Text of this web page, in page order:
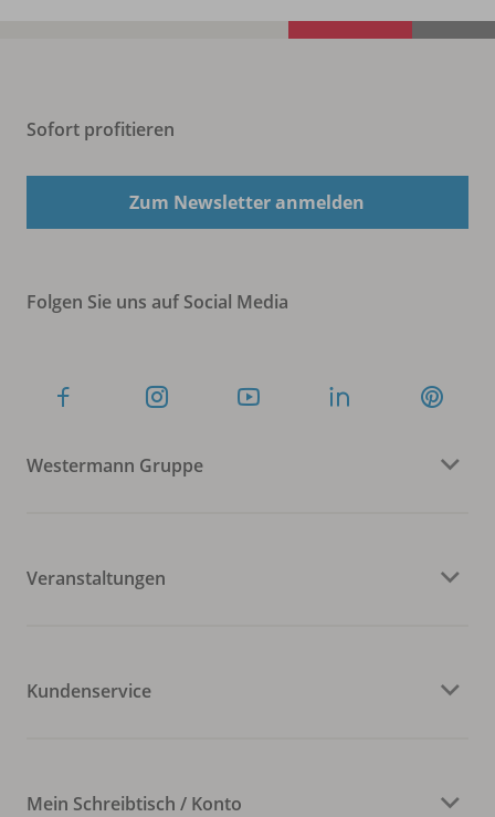
Sofort profitieren
Zum Newsletter anmelden
Folgen Sie uns auf Social Media
Westermann Gruppe
Veranstaltungen
Kundenservice
Mein Schreibtisch / Konto